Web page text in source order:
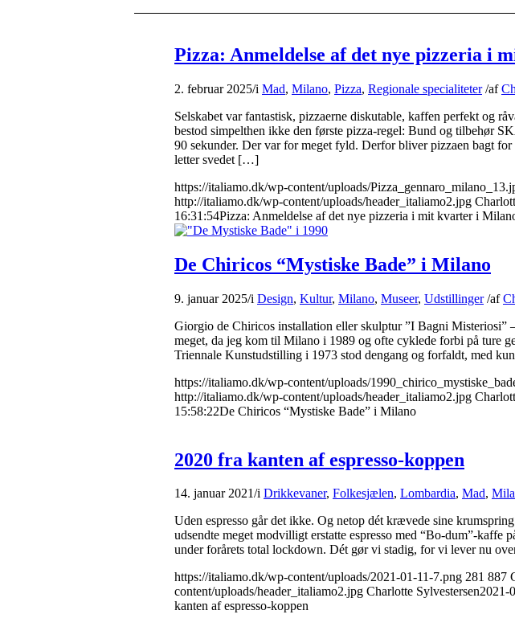
Pizza: Anmeldelse af det nye pizzeria i
2. februar 2025/i Mad, Milano, Pizza, Regionale specialiteter /af
Selskabet var fantastisk, pizzaerne diskutable, kaffen perfekt og
bestod simpelthen ikke den første pizza-regel: Bund og tilbehør
90 sekunder. Der var for meget fyld. Derfor bliver pizzaen bagt
letter svedet […]
https://italiamo.dk/wp-content/uploads/
http://italiamo.dk/wp-content/uploads/header_italiamo2.jpg
16:31:54Pizza: Anmeldelse af det nye pizzeria i mit kvarter i
De Chiricos “Mystiske Bade” i Milano
9. januar 2025/i Design, Kultur, Milano, Museer, Udstillinger /af
Giorgio de Chiricos installation eller skulptur ”I Bagni Misteriosi”
meget, da jeg kom til Milano i 1989 og ofte cyklede forbi på ture
Triennale Kunstudstilling i 1973 stod dengang og forfaldt, med
https://italiamo.dk/wp-content/uploads/
http://italiamo.dk/wp-content/uploads/header_italiamo2.jpg
15:58:22De Chiricos “Mystiske Bade” i Milano
2020 fra kanten af espresso-koppen
14. januar 2021/i Drikkevaner, Folkesjælen, Lombardia, Mad,
Uden espresso går det ikke. Og netop dét krævede sine
udsendte meget modvilligt erstatte espresso med “Bo-dum”-kaffe
under forårets total lockdown. Dét gør vi stadig, for vi lever nu
https://italiamo.dk/wp-content/uploads/2021-01-11-7.png 281 887
content/uploads/header_italiamo2.jpg Charlotte Sylvestersen2021-
kanten af espresso-koppen